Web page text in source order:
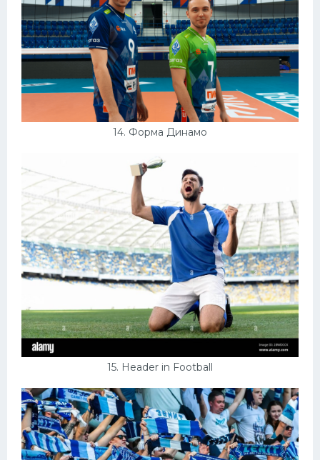
14. Форма Динамо
15. Header in Football